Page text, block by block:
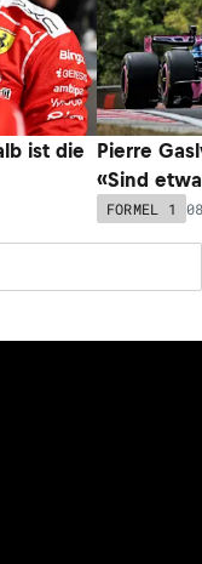
ist die
Pierre
«Sind
FORMEL 1